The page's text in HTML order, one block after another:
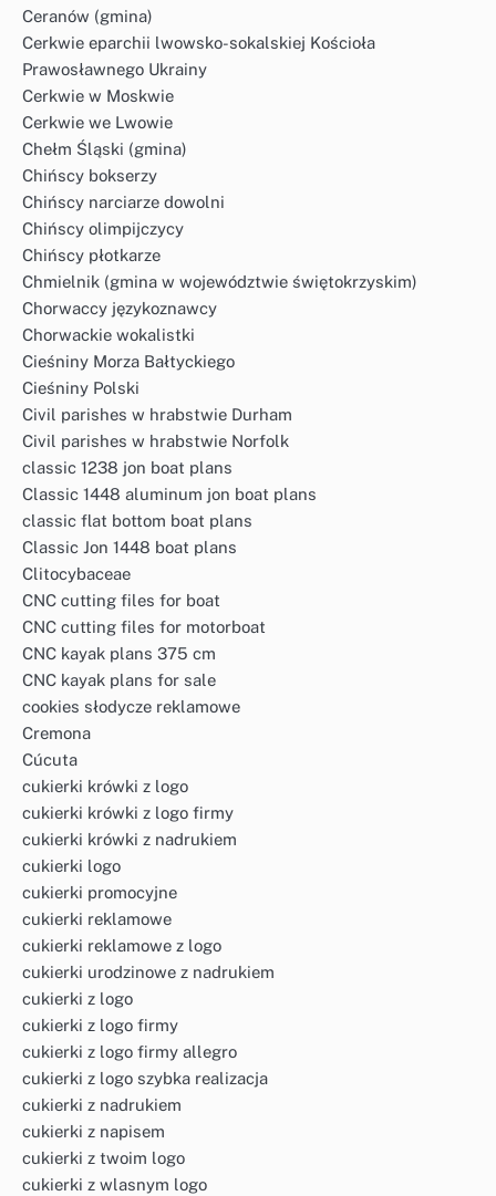
Ceranów (gmina)
Cerkwie eparchii lwowsko-sokalskiej Kościoła
Prawosławnego Ukrainy
Cerkwie w Moskwie
Cerkwie we Lwowie
Chełm Śląski (gmina)
Chińscy bokserzy
Chińscy narciarze dowolni
Chińscy olimpijczycy
Chińscy płotkarze
Chmielnik (gmina w województwie świętokrzyskim)
Chorwaccy językoznawcy
Chorwackie wokalistki
Cieśniny Morza Bałtyckiego
Cieśniny Polski
Civil parishes w hrabstwie Durham
Civil parishes w hrabstwie Norfolk
classic 1238 jon boat plans
Classic 1448 aluminum jon boat plans
classic flat bottom boat plans
Classic Jon 1448 boat plans
Clitocybaceae
CNC cutting files for boat
CNC cutting files for motorboat
CNC kayak plans 375 cm
CNC kayak plans for sale
cookies słodycze reklamowe
Cremona
Cúcuta
cukierki krówki z logo
cukierki krówki z logo firmy
cukierki krówki z nadrukiem
cukierki logo
cukierki promocyjne
cukierki reklamowe
cukierki reklamowe z logo
cukierki urodzinowe z nadrukiem
cukierki z logo
cukierki z logo firmy
cukierki z logo firmy allegro
cukierki z logo szybka realizacja
cukierki z nadrukiem
cukierki z napisem
cukierki z twoim logo
cukierki z wlasnym logo